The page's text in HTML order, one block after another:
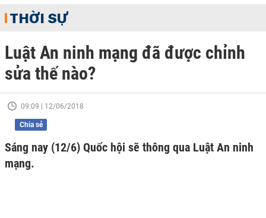
THỜI SỰ
Luật An ninh mạng đã được chỉnh
sửa thế nào?
09:09 | 12/06/2018
Chia sẻ
Sáng nay (12/6) Quốc hội sẽ thông qua Luật An ninh
mạng.